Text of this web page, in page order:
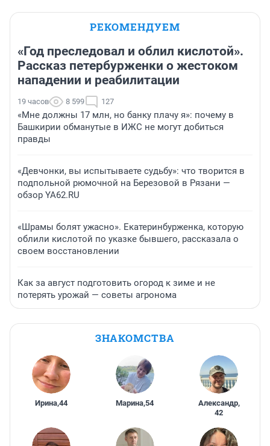
РЕКОМЕНДУЕМ
«Год преследовал и облил кислотой».
Рассказ петербурженки о жестоком
нападении и реабилитации
19 часов 8 599 127
«Мне должны 17 млн, но банку плачу я»: почему в
Башкирии обманутые в ИЖС не могут добиться
правды
«Девчонки, вы испытываете судьбу»: что творится в
подпольной рюмочной на Березовой в Рязани —
обзор YA62.RU
«Шрамы болят ужасно». Екатеринбурженка, которую
облили кислотой по указке бывшего, рассказала о
своем восстановлении
Как за август подготовить огород к зиме и не
потерять урожай — советы агронома
ЗНАКОМСТВА
Ирина,44 Марина,54 Александр,
42